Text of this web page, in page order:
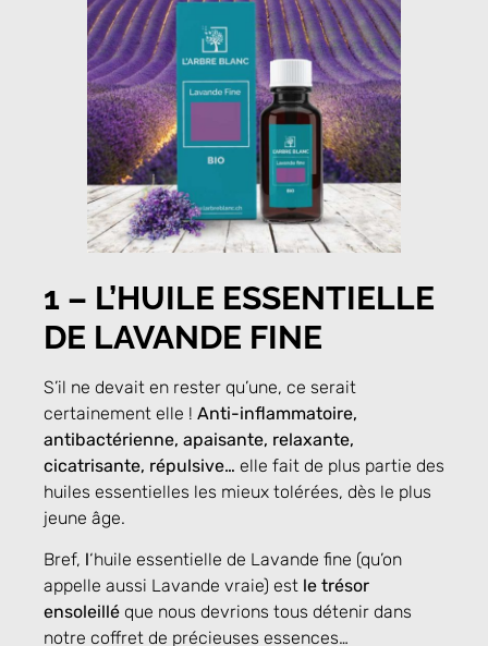
1 – L’HUILE ESSENTIELLE
DE LAVANDE FINE
S’il ne devait en rester qu’une, ce serait
certainement elle ! Anti-inflammatoire,
antibactérienne, apaisante, relaxante,
cicatrisante, répulsive… elle fait de plus partie des
huiles essentielles les mieux tolérées, dès le plus
jeune âge.
Bref, l‘huile essentielle de Lavande fine (qu’on
appelle aussi Lavande vraie) est le trésor
ensoleillé que nous devrions tous détenir dans
notre coffret de précieuses essences…